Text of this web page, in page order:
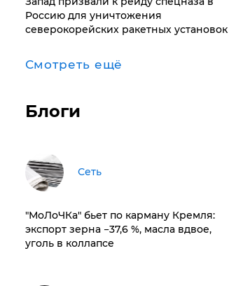
Россию для уничтожения
северокорейских ракетных установок
Смотреть ещё
Блоги
Сеть
​"МоЛоЧКа" бьет по карману Кремля:
экспорт зерна −37,6 %, масла вдвое,
уголь в коллапсе